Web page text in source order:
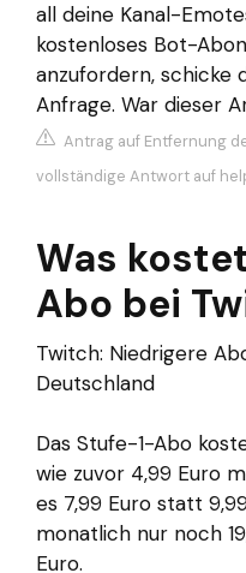
all deine Kanal-
kostenloses Bot-
anzufordern, schicke
Anfrage. War dieser
Antrag auf Entfernung
vollständige Antwort auf
Was
Abo bei
Twitch: Niedrigere
Deutschland
Das Stufe-1-Abo
wie zuvor 4,99 Euro
es 7,99 Euro statt
monatlich nur noch
Euro.